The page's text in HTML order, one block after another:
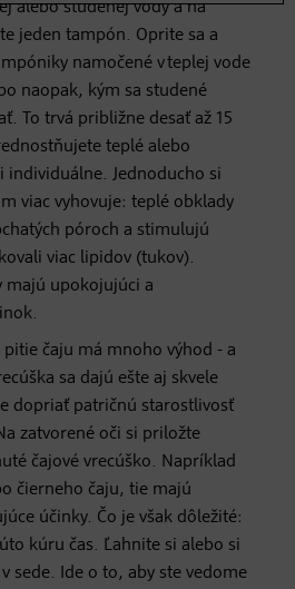
alebo studenej vody a na
jeden tampón. Oprite sa a
namočené v teplej vode
naopak, kým sa studené
To trvá približne desať až 15
teplé alebo
individuálne. Jednoducho si
viac vyhovuje: teplé obklady
póroch a stimulujú
viac lipidov (tukov).
majú upokojujúci a
pitie čaju má mnoho výhod - a
sa dajú ešte aj skvele
dopriať patričnú starostlivosť
zatvorené oči si priložte
čajové vrecúško. Napríklad
čierneho čaju, tie majú
účinky. Čo je však dôležité:
kúru čas. Ľahnite si alebo si
sede. Ide o to, aby ste vedome